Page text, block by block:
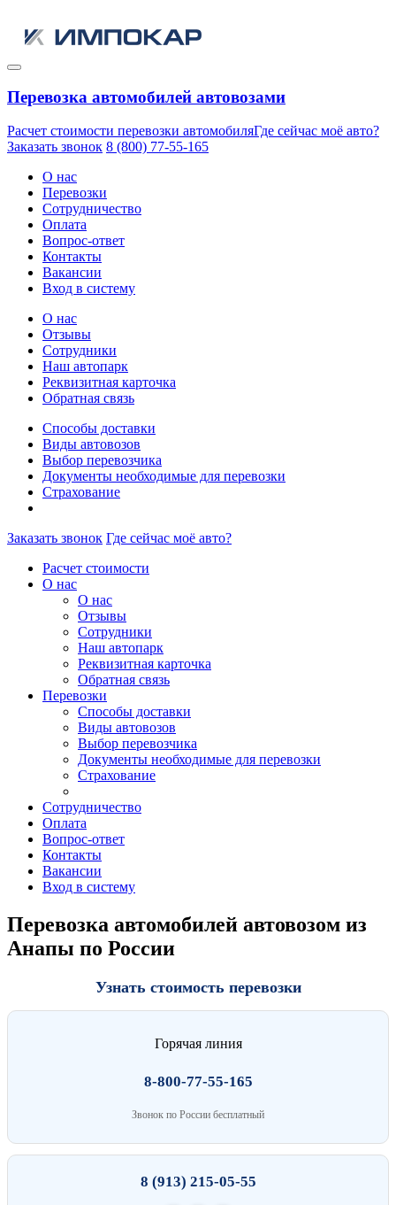
Перевозка автомобилей автовозами
Расчет стоимости перевозки автомобиляГде сейчас моё авто?
Заказать звонок 8 (800) 77-55-165
О нас
Перевозки
Сотрудничество
Оплата
Вопрос-ответ
Контакты
Вакансии
Вход в систему
О нас
Отзывы
Сотрудники
Наш автопарк
Реквизитная карточка
Обратная связь
Способы доставки
Виды автовозов
Выбор перевозчика
Документы необходимые для перевозки
Страхование
Заказать звонок Где сейчас моё авто?
Расчет стоимости
О нас
О нас
Отзывы
Сотрудники
Наш автопарк
Реквизитная карточка
Обратная связь
Перевозки
Способы доставки
Виды автовозов
Выбор перевозчика
Документы необходимые для перевозки
Страхование
Сотрудничество
Оплата
Вопрос-ответ
Контакты
Вакансии
Вход в систему
Перевозка автомобилей автовозом из
Анапы по России
Узнать стоимость перевозки
Горячая линия
8-800-77-55-165
Звонок по России бесплатный
8 (913) 215-05-55